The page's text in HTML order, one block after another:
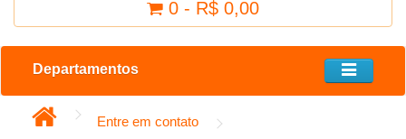
0 - R$ 0,00
Departamentos
Entre em contato